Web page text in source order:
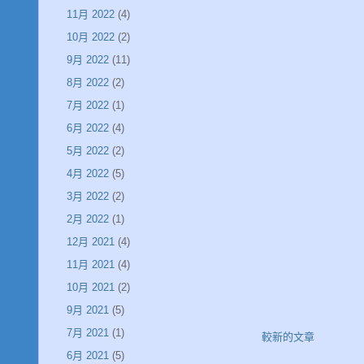
較新的文章
11月 2022 (4)
10月 2022 (2)
9月 2022 (11)
8月 2022 (2)
7月 2022 (1)
6月 2022 (4)
5月 2022 (2)
4月 2022 (5)
3月 2022 (2)
2月 2022 (1)
12月 2021 (4)
11月 2021 (4)
10月 2021 (2)
9月 2021 (5)
7月 2021 (1)
6月 2021 (5)